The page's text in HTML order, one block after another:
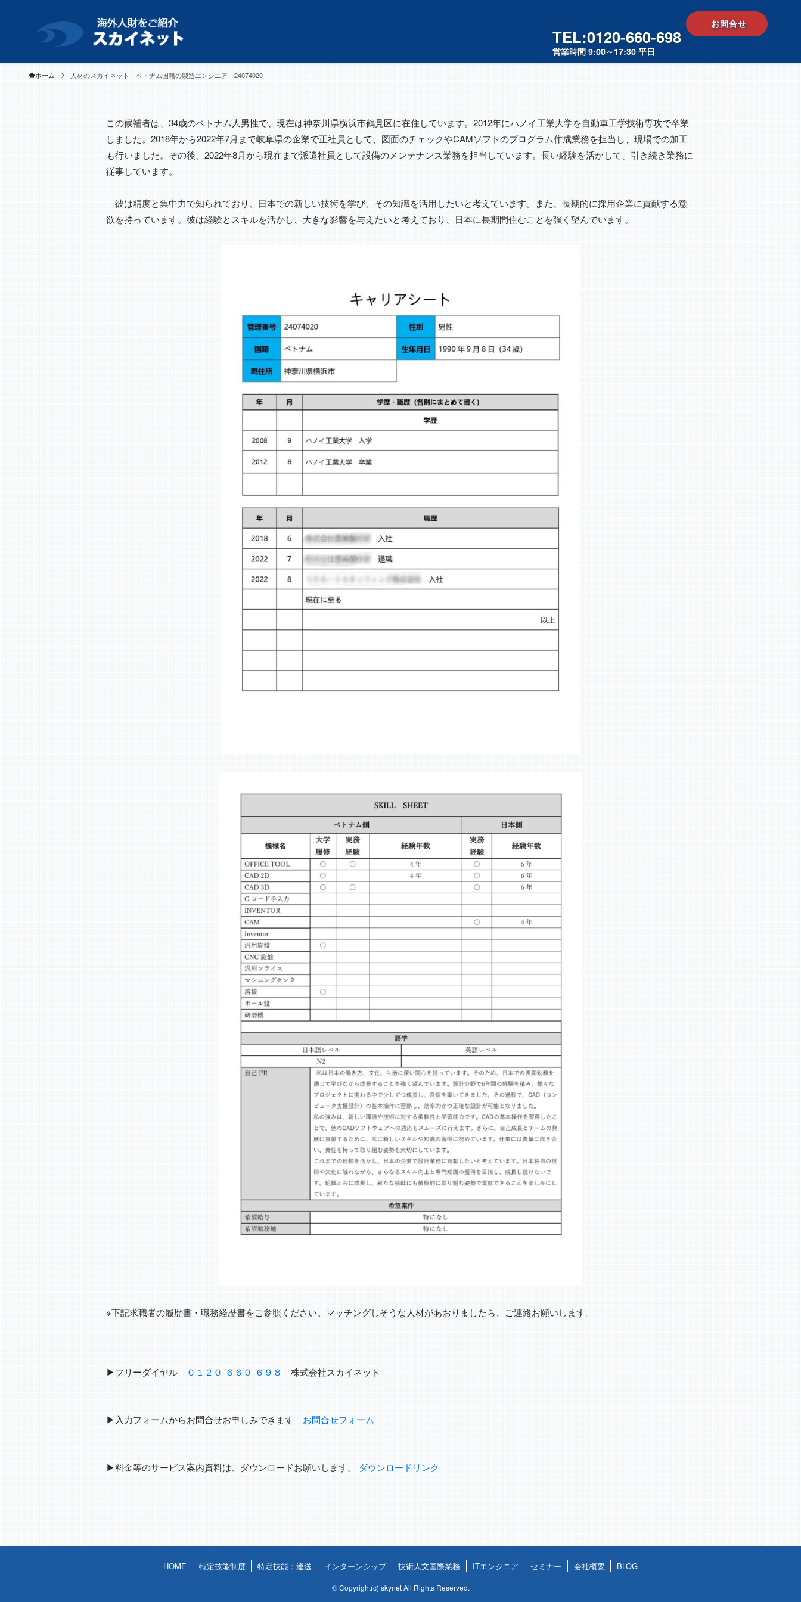
TEL:0120-660-698
営業時間 9:00～17:30 平日
お問合せ
ホーム 人材のスカイネット ベトナム国籍の製造エンジニア 24074020
この候補者は、34歳のベトナム人男性で、現在は神奈川県横浜市鶴見区に在住しています。2012年にハノイ工業大学を自動車工学技術専攻で卒業
しました。2018年から2022年7月まで岐阜県の企業で正社員として、図面のチェックやCAMソフトのプログラム作成業務を担当し、現場での加工
も行いました。その後、2022年8月から現在まで派遣社員として設備のメンテナンス業務を担当しています。長い経験を活かして、引き続き業務に
従事しています。
彼は精度と集中力で知られており、日本での新しい技術を学び、その知識を活用したいと考えています。また、長期的に採用企業に貢献する意
欲を持っています。彼は経験とスキルを活かし、大きな影響を与えたいと考えており、日本に長期間住むことを強く望んでいます。
※下記求職者の履歴書・職務経歴書をご参照ください。マッチングしそうな人材があおりましたら、ご連絡お願いします。
▶フリーダイヤル ０１２０-６６０-６９８ 株式会社スカイネット
▶入力フォームからお問合せお申しみできます お問合せフォーム
▶料金等のサービス案内資料は、ダウンロードお願いします。 ダウンロードリンク
HOME 特定技能制度 特定技能：運送 インターンシップ 技術人文国際業務 ITエンジニア セミナー 会社概要 BLOG
©Copyright(c) skynet All Rights Reserved.